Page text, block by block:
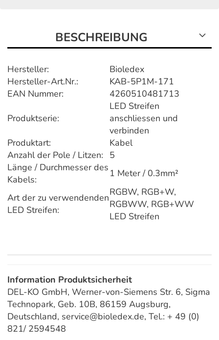
BESCHREIBUNG
Hersteller:
Bioledex
Hersteller-Art.Nr.:
KAB-5P1M-171
EAN Nummer:
4260510481713
Produktserie:
LED Streifen
anschliessen und
verbinden
Produktart:
Kabel
Anzahl der Pole / Litzen:
5
Länge / Durchmesser des
Kabels:
1 Meter / 0.3mm²
Art der zu verwendenden
LED Streifen:
RGBW, RGB+W,
RGBWW, RGB+WW
LED Streifen
Information Produktsicherheit
DEL-KO GmbH, Werner-von-Siemens Str. 6, Sigma
Technopark, Geb. 10B, 86159 Augsburg,
Deutschland, service@bioledex.de, Tel.: + 49 (0)
821/ 2594548